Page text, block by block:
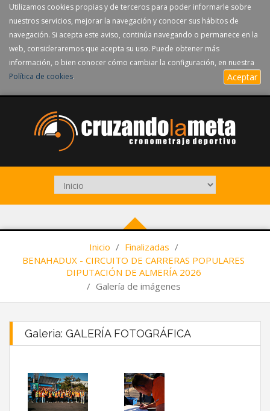
Utilizamos cookies propias y de terceros para poder informarle sobre
nuestros servicios, mejorar la navegación y conocer sus hábitos de
navegación. Si acepta este aviso, continúa navegando o permanece en la
web, consideraremos que acepta su uso. Puede obtener más
información, o bien conocer cómo cambiar la configuración, en nuestra
Política de cookies. Aceptar
Inicio / Finalizadas /
BENAHADUX - CIRCUITO DE CARRERAS POPULARES
DIPUTACIÓN DE ALMERÍA 2026
/ Galería de imágenes
Galeria: GALERÍA FOTOGRÁFICA